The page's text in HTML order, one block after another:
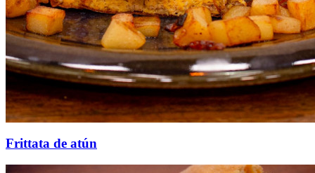
Frittata de atún